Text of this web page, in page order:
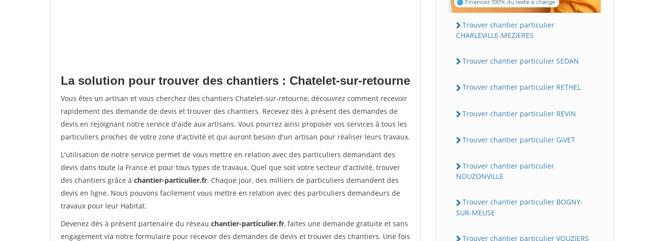
La solution pour trouver des chantiers : Chatelet-sur-retourne
Vous êtes un artisan et vous cherchez des chantiers Chatelet-sur-retourne, découvrez comment recevoir
rapidement des demande de devis et trouver des chantiers. Recevez dès à présent des demandes de
devis en rejoignant notre service d'aide aux artisans. Vous pourrez ainsi proposer vos services à tous les
particuliers proches de votre zone d'activité et qui auront besoin d'un artisan pour réaliser leurs travaux.
L'utilisation de notre service permet de vous mettre en relation avec des particuliers demandant des
devis dans toute la France et pour tous types de travaux. Quel que soit votre secteur d'activité, trouver
des chantiers grâce à chantier-particulier.fr. Chaque jour, des milliers de particuliers demandent des
devis en ligne. Nous pouvons facilement vous mettre en relation avec des particuliers demandeurs de
travaux pour leur Habitat.
Devenez dès à présent partenaire du réseau chantier-particulier.fr, faites une demande gratuite et sans
engagement via notre formulaire pour recevoir des demandes de devis et trouver des chantiers. Une fois
Trouver chantier particulier
CHARLEViLLE-MEZiERES
Trouver chantier particulier SEDAN
Trouver chantier particulier RETHEL
Trouver chantier particulier REViN
Trouver chantier particulier GiVET
Trouver chantier particulier
NOUZONViLLE
Trouver chantier particulier BOGNY-
SUR-MEUSE
Trouver chantier particulier VOUZiERS